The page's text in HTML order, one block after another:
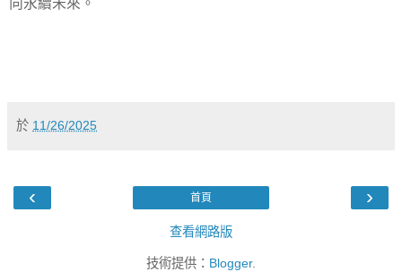
於 11/26/2025
‹ ›
首頁
查看網路版
技術提供： Blogger.